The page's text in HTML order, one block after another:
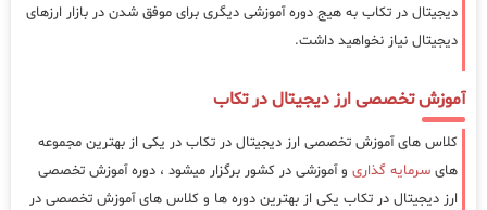
دیجیتال در تکاب به هیج دوره آموزشی دیگری برای موفق شدن در بازار ارزهای
دیجیتال نیاز نخواهید داشت.
آموزش تخصصی ارز دیجیتال در تکاب
کلاس های آموزش تخصصی ارز دیجیتال در تکاب در یکی از بهترین مجموعه
های سرمایه گذاری و آموزشی در کشور برگزار میشود ، دوره آموزش تخصصی
ارز دیجیتال در تکاب یکی از بهترین دوره ها و کلاس های آموزش تخصصی در